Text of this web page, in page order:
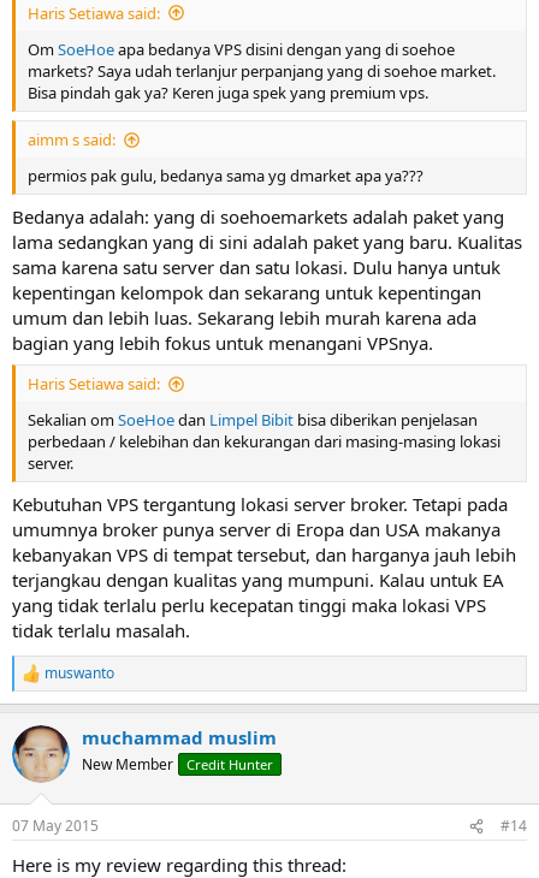
Haris Setiawa said:
OmSoeHoeapa bedanya VPS disini dengan yang di soehoe
markets? Saya udah terlanjur perpanjang yang di soehoe market.
Bisa pindah gak ya? Keren juga spek yang premium vps.
aimm s said:
permios pak gulu, bedanya sama yg dmarket apa ya???
Bedanya adalah: yang di soehoemarkets adalah paket yang
lama sedangkan yang di sini adalah paket yang baru. Kualitas
sama karena satu server dan satu lokasi. Dulu hanya untuk
kepentingan kelompok dan sekarang untuk kepentingan
umum dan lebih luas. Sekarang lebih murah karena ada
bagian yang lebih fokus untuk menangani VPSnya.
Haris Setiawa said:
Sekalian omSoeHoedan Limpel Bibit bisa diberikan penjelasan
perbedaan / kelebihan dan kekurangan dari masing-masing lokasi
server.
Kebutuhan VPS tergantung lokasi server broker. Tetapi pada
umumnya broker punya server di Eropa dan USA makanya
kebanyakan VPS di tempat tersebut, dan harganya jauh lebih
terjangkau dengan kualitas yang mumpuni. Kalau untuk EA
yang tidak terlalu perlu kecepatan tinggi maka lokasi VPS
tidak terlalu masalah.
R
e
c
t
i
s
muswanto
muchammad muslim
New Member Credit Hunter
07 May 2015 #14
Here is my review regarding this thread: